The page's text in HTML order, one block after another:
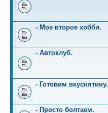
- Мое второе хобби.
- Автоклуб.
- Готовим вкуснятину.
- Просто болтаем.